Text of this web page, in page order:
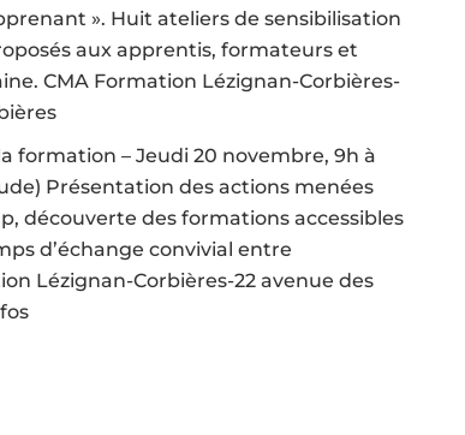
». Huit ateliers de sensibilisation
aux apprentis, formateurs et
CMA Formation Lézignan-Corbières-
formation – Jeudi 20 novembre, 9h à
Présentation des actions menées
découverte des formations accessibles
d’échange convivial entre
Lézignan-Corbières-22 avenue des